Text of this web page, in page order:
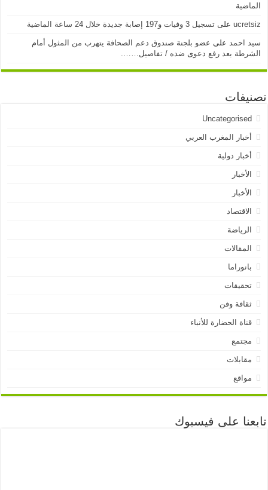
الماضية
ucretsiz علىتسجيل 3 وفيات و197 إصابة جديدة خلال 24 ساعة الماضية
سيد احمد على عضو بلجنة صندوق دعم الصحافة يتهرب من المثول أمام
الشرطة بعد رفع دعوى ضده / تفاصيل…….
تصنيفات
Uncategorised
أخبار المغرب العربي
أخبار دولية
الأخبار
الأخبار
الاقتصاد
الرياضة
المقالات
بانوراما
تحقيقات
ثقافة وفن
قناة الحضارة للأنباء
مجتمع
مقابلات
مواقع
تابعنا على فيسبوك